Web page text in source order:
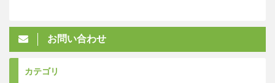
お問い合わせ
カテゴリ